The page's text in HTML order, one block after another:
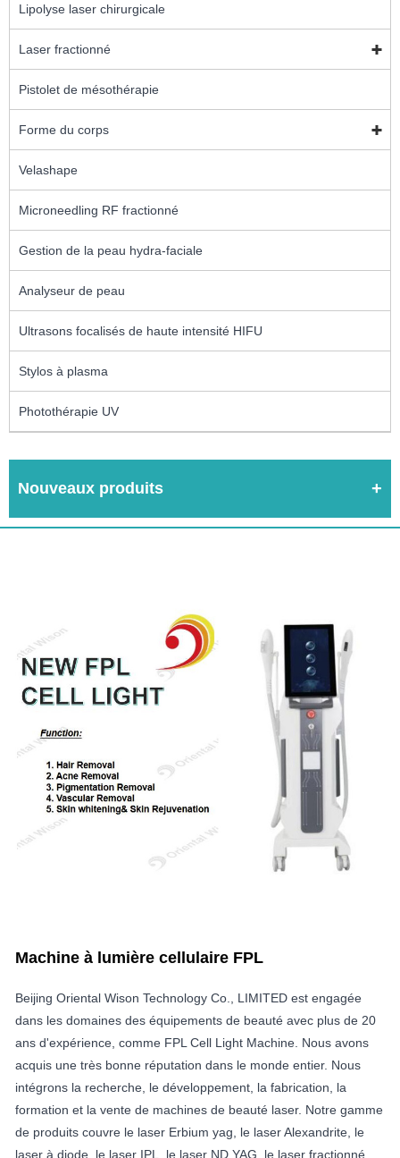
Lipolyse laser chirurgicale
Laser fractionné
Pistolet de mésothérapie
Forme du corps
Velashape
Microneedling RF fractionné
Gestion de la peau hydra-faciale
Analyseur de peau
Ultrasons focalisés de haute intensité HIFU
Stylos à plasma
Photothérapie UV
Nouveaux produits
Machine à lumière cellulaire FPL
Beijing Oriental Wison Technology Co., LIMITED est engagée
dans les domaines des équipements de beauté avec plus de 20
ans d'expérience, comme FPL Cell Light Machine. Nous avons
acquis une très bonne réputation dans le monde entier. Nous
intégrons la recherche, le développement, la fabrication, la
formation et la vente de machines de beauté laser. Notre gamme
de produits couvre le laser Erbium yag, le laser Alexandrite, le
laser à diode, le laser IPL, le laser ND YAG, le laser fractionné